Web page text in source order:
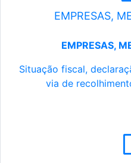
EMPRESAS,
EMPRESAS,
Situação fiscal,
via de